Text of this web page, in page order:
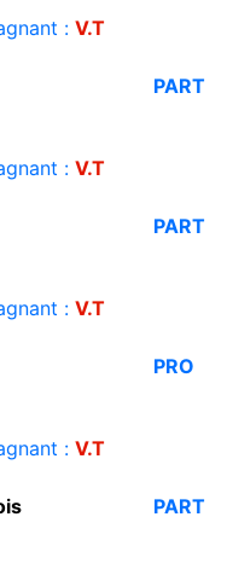
: V.T
PART
: V.T
PART
: V.T
PRO
: V.T
PART